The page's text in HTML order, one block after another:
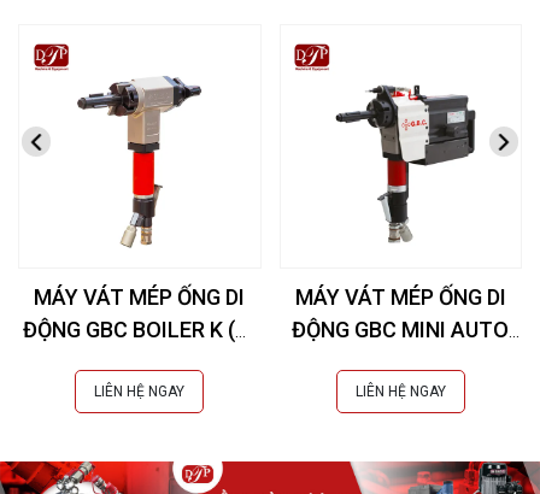
MÁY VÁT MÉP ỐNG DI
ĐỘNG GBC BOILER K (Øi
LIÊN HỆ NGAY
MÁY VÁT MÉP ỐNG DI
ĐỘNG GBC MINI AUTO
mm)
LIÊN HỆ NGAY